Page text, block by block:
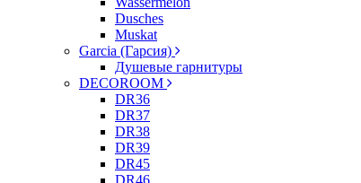
Dusсhes
Muskat
Garcia (Гарсия)
Душевые гарнитуры
DECOROOM
DR36
DR37
DR38
DR39
DR45
DR46